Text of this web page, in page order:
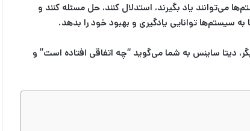
یاد بگیرند، استدلال کنند، حل مسئله کنند و
توانایی یادگیری و بهبود خود را بدهد.
دیتا ساینس به شما می‌گوید “چه اتفاقی افتاده است” و